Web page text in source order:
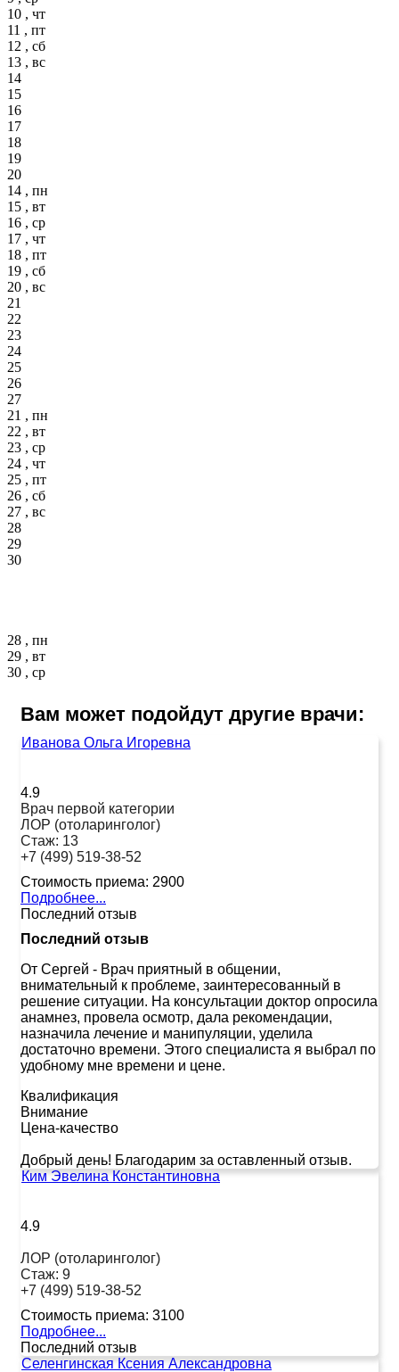
10 , чт
11 , пт
12 , сб
13 , вс
14
15
16
17
18
19
20
14 , пн
15 , вт
16 , ср
17 , чт
18 , пт
19 , сб
20 , вс
21
22
23
24
25
26
27
21 , пн
22 , вт
23 , ср
24 , чт
25 , пт
26 , сб
27 , вс
28
29
30
28 , пн
29 , вт
30 , ср
Вам может подойдут другие врачи:
Иванова Ольга Игоревна
4.9
Врач первой категории
ЛОР (отоларинголог)
Стаж: 13
+7 (499) 519-38-52
Стоимость приема: 2900
Подробнее...
Последний отзыв
Последний отзыв
От Сергей - Врач приятный в общении,
внимательный к проблеме, заинтересованный в
решение ситуации. На консультации доктор опросила
анамнез, провела осмотр, дала рекомендации,
назначила лечение и манипуляции, уделила
достаточно времени. Этого специалиста я выбрал по
удобному мне времени и цене.
Квалификация
Внимание
Цена-качество
Добрый день! Благодарим за оставленный отзыв.
Ким Эвелина Константиновна
4.9
ЛОР (отоларинголог)
Стаж: 9
+7 (499) 519-38-52
Стоимость приема: 3100
Подробнее...
Последний отзыв
Селенгинская Ксения Александровна